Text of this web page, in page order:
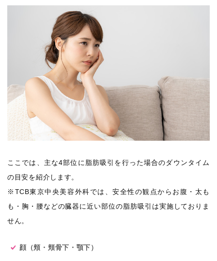
ここでは、主な4部位に脂肪吸引を行った場合のダウンタイム
の目安を紹介します。
※TCB東京中央美容外科では、安全性の観点からお腹・太も
も・胸・腰などの臓器に近い部位の脂肪吸引は実施しておりま
せん。
顔（頬・頬骨下・顎下）